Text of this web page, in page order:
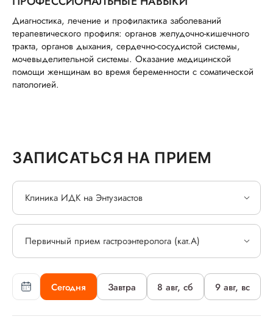
Диагностика, лечение и профилактика заболеваний
терапевтического профиля: органов желудочно-кишечного
тракта, органов дыхания, сердечно-сосудистой системы,
мочевыделительной системы. Оказание медицинской
помощи женщинам во время беременности с соматической
патологией.
ЗАПИСАТЬСЯ НА ПРИЕМ
Сегодня Завтра 8 авг, сб 9 авг, вс
Клиника ИДК на Энтузиастов
Первичный прием гастроэнтеролога (кат.А)